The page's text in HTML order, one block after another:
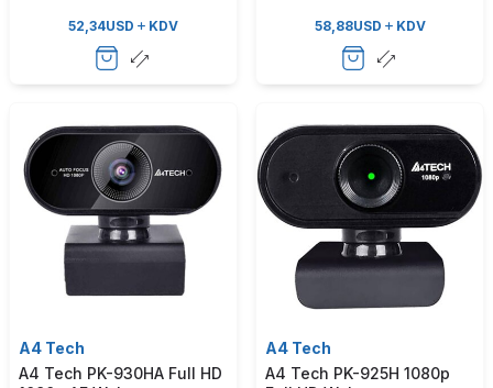
52,34USD KDV 58,88USD KDV
A4 Tech
A4 Tech PK-930HA Full HD
A4 Tech
A4 Tech PK-925H 1080p